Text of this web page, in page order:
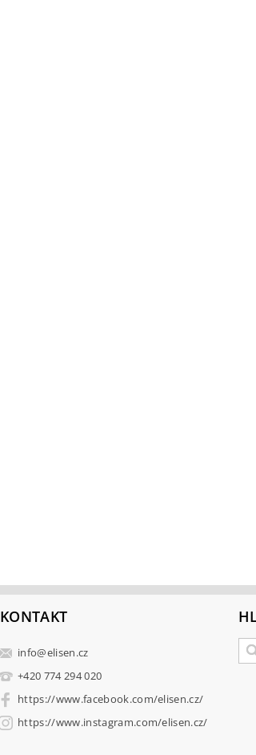
KONTAKT
info@elisen.cz
+420 774 294 020
https://www.facebook.com/elisen.cz/
https://www.instagram.com/elisen.cz/